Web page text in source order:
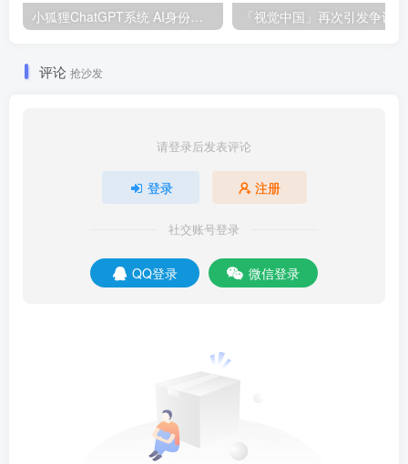
小狐狸ChatGPT系统 AI身份角色模拟前置指令设置方法 参照模板
评论 抢沙发
请登录后发表评论
登录 注册
社交账号登录
QQ登录 微信登录